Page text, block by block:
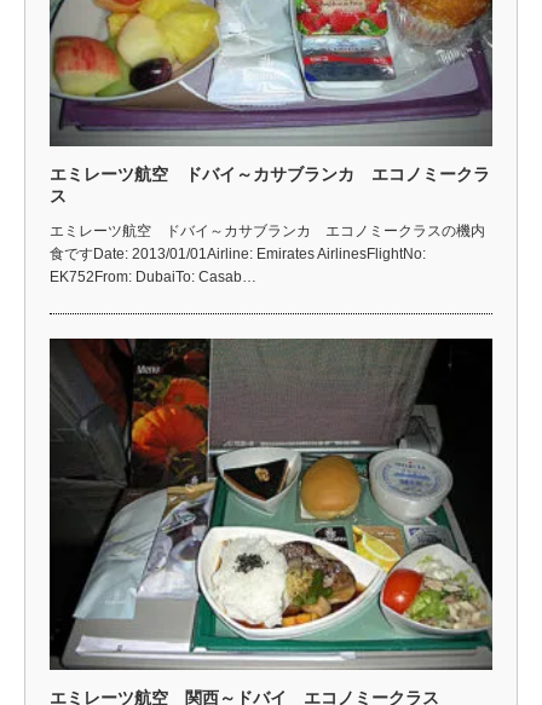
エミレーツ航空 ドバイ～カサブランカ エコノミークラ
ス
エミレーツ航空 ドバイ～カサブランカ エコノミークラスの機内
食ですDate: 2013/01/01Airline: Emirates AirlinesFlightNo:
EK752From: DubaiTo: Casab…
エミレーツ航空 関西～ドバイ エコノミークラス